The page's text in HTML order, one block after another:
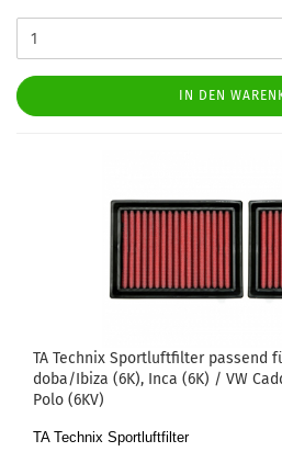
IN DEN
TA Tech­nix Sport­luft­fil­ter pas­send
do­ba/Ibiza (6K), Inca (6K) / VW
Polo (6KV)
TA Tech­nix Sport­luft­fil­ter